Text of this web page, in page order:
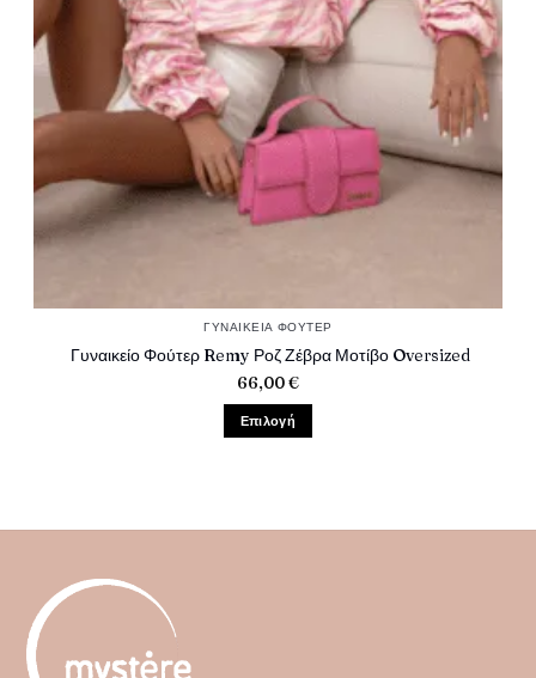
ΓΥΝΑΙΚΕΊΑ ΦΟΎΤΕΡ
Γυναικείο Φούτερ Remy Ροζ Ζέβρα Μοτίβο Oversized
66,00€
Επιλογή